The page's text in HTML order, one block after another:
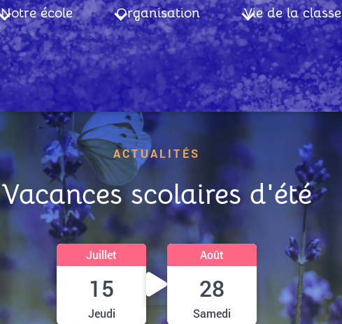
Notre école Organisation Vie de la classe
ACTUALITÉS
Vacances scolaires d'été
Juillet
15
Jeudi
Août
28
Samedi